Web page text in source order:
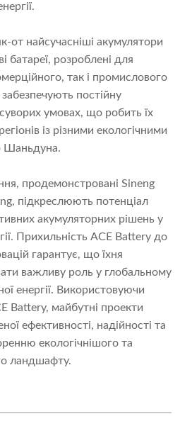
от найсучасніші акумулятори
батареї, розроблені для
так і промислового
постійну
умовах, що робить їх
із різними екологічними
Шаньдуна.
продемонстровані Sineng
підкреслюють потенціал
акумуляторних рішень у
Прихильність ACE Battery до
гарантує, що їхня
важливу роль у глобальному
енергії. Використовуючи
Battery, майбутні проекти
ефективності, надійності та
екологічнішого та
ландшафту.